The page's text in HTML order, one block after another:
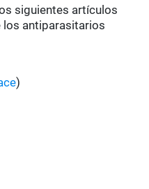
siguientes artículos
los antiparasitarios
)